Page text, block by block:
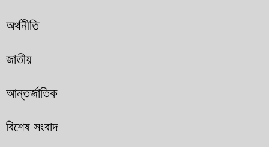
অর্থনীতি
জাতীয়
আন্তর্জাতিক
বিশেষ সংবাদ